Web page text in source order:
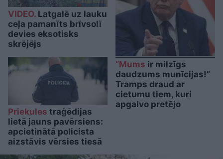
VIDEO. Latgalē uz lauku
ceļa pamanīts brīvsolī
devies eksotisks
skrējējs
Priekules traģēdijas
lietā jauns pavērsiens:
apcietinātā policista
aizstāvis vērsies tiesā
“Mums ir milzīgs
daudzums munīcijas!”
Tramps draud ar
cietumu tiem, kuri
apgalvo pretējo